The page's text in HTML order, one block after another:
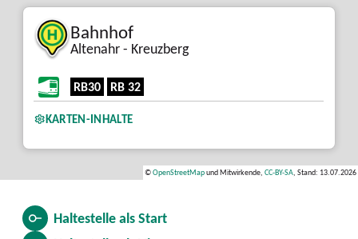
Bahnhof
Altenahr - Kreuzberg
RB30 RB 32
KARTEN-INHALTE
©OpenStreetMapund Mitwirkende, CC-BY-SA, Stand: 13.07.2026
Haltestelle alsStart